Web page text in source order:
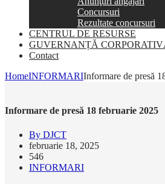
Concursuri
Rezultate concursuri
CENTRUL DE RESURSE
GUVERNANȚĂ
Contact
HomeINFORMARIInformare de presă
Informare de presă 18 februarie 2025
By DJCT
februarie 18, 2025
546
INFORMARI